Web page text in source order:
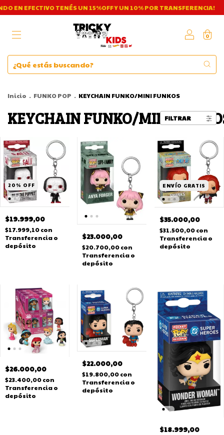
TENÉS UN 15%OFF Y UN 10% POR TRANSFERENCIA!
0
Inicio . FUNKO POP . KEYCHAIN FUNKO/MINI FUNKOS
KEYCHAIN FUNKO/MINIFILTRAR
20 % OFF
$19.999,00
$17.999,10con
Transferencia o
depósito
$23.000,00
$20.700,00con
Transferencia o
depósito
ENVÍO GRATIS
$35.000,00
$31.500,00con
Transferencia o
depósito
$26.000,00
$23.400,00con
Transferencia o
depósito
$22.000,00
$19.800,00con
Transferencia o
depósito
$18.999,00